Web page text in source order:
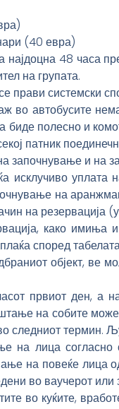
(40 евра)
најдоцна 48 часа
на групата.
прави системски
во автобусите
биде полесно и
патник
започнување и на
исклучиво
на
на резервација
како
според
објект, ве
првиот ден, а
на собите
следниот
на лица согласно
на повеќе лица
во ваучерот
во куќите,